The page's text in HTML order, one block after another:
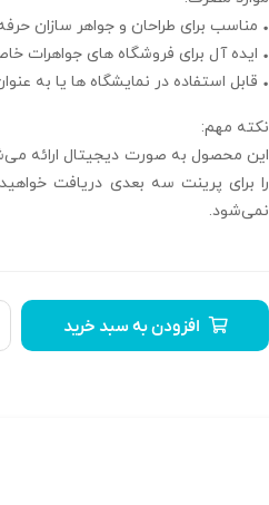
• مناسب برای طراحان و جواهر سازان
• ایده‌ آل برای فروشگاه‌ های جواهرات
• قابل استفاده در نمایشگاه‌ ها یا به
نکته مهم:
این محصول به صورت دیجیتال ارائه
را برای پرینت سه‌ بعدی دریافت
نمی‌شود.
افزودن به سبد خرید